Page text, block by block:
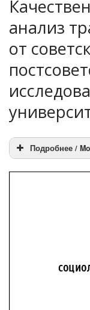
анализ
от
Подробнее /